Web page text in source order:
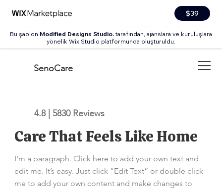
$39
Bu şablon Modified Designs Studio. tarafından, ajanslara ve kuruluşlara
yönelik Wix Studio platformunda oluşturuldu.